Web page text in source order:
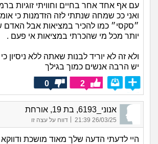
עם אף אחד אחר בחיים וחוויתי זוגיות
ואני ככ שמחה שנתתי לזה הזדמנות כי
״סקסי״ כמו להכיר במציאות אבל האדם
יותר מכל מי שהכרתי במציאות אי פעם .
ולא זה לא יוריד לבנות שאתה ללא ניסיון
יש הרבה אנשים כמוך בגילך
2
0
אנוני_6193, בת 19, אורחת
26/03/25 21:39
| דווח על עצה זו
היי לדעתי הדעה שלך מאוד מושכת